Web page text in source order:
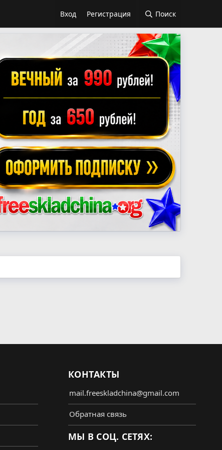
Вход Регистрация Поиск
КОНТАКТЫ
mail.freeskladchina@gmail.com
Обратная связь
МЫ В СОЦ. СЕТЯХ: